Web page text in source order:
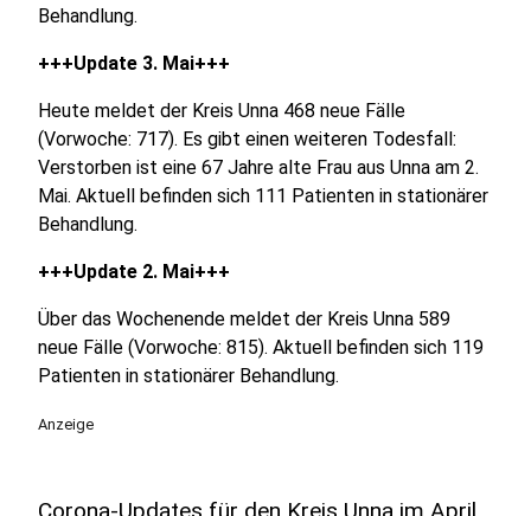
Behandlung.
+++Update 3. Mai+++
Heute meldet der Kreis Unna 468 neue Fälle
(Vorwoche: 717). Es gibt einen weiteren Todesfall:
Verstorben ist eine 67 Jahre alte Frau aus Unna am 2.
Mai. Aktuell befinden sich 111 Patienten in stationärer
Behandlung.
+++Update 2. Mai+++
Über das Wochenende meldet der Kreis Unna 589
neue Fälle (Vorwoche: 815). Aktuell befinden sich 119
Patienten in stationärer Behandlung.
Anzeige